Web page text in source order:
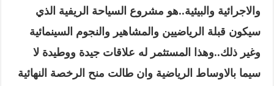
والاجرائية والبيئية..هو مشروع السياحة الريفية الذي
سيكون قبلة الرياضيين والمشاهير والنجوم السينمائية
وغير ذلك..وهذا المستثمر له علاقات جيدة ووطيدة لا
سيما بالاوساط الرياضية وان طالت منح الرخصة النهائية